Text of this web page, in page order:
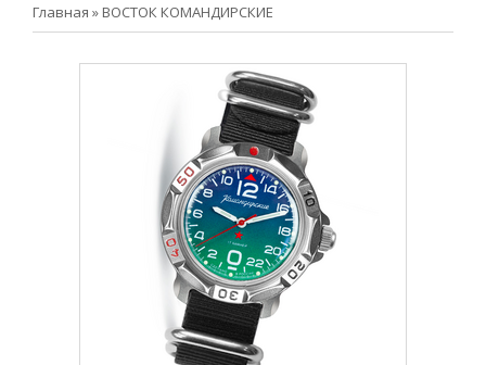
Главная » ВОСТОК КОМАНДИРСКИЕ